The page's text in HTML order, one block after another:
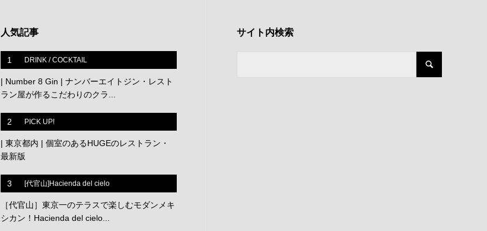
人気記事
1 DRINK / COCKTAIL
| Number 8 Gin | ナンバーエイトジン・レスト
ラン屋が作るこだわりのクラ...
2 PICK UP!
| 東京都内 | 個室のあるHUGEのレストラン・
最新版
3 [代官山]Hacienda del cielo
［代官山］東京一のテラスで楽しむモダンメキ
シカン！Hacienda del cielo...
サイト内検索